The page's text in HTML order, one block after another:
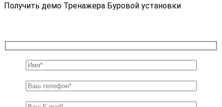
Получить демо Тренажера Буровой установки